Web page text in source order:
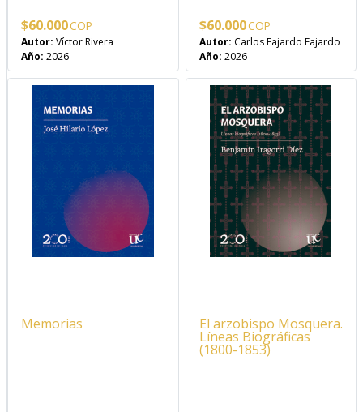
$60.000
Autor: Víctor Rivera
Año: 2026
$60.000
Autor: Carlos Fajardo Fajardo
Año: 2026
Memorias El arzobispo Mosquera.
Líneas Biográficas
(1800-1853)